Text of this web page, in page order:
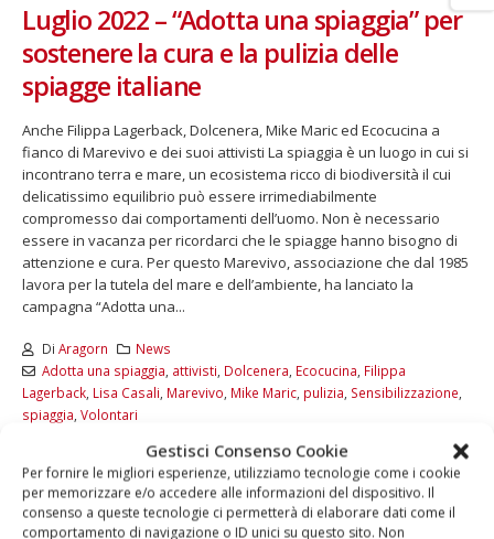
Gestisci Consenso Cookie
Per fornire le migliori esperienze, utilizziamo tecnologie come i cookie
per memorizzare e/o accedere alle informazioni del dispositivo. Il
consenso a queste tecnologie ci permetterà di elaborare dati come il
comportamento di navigazione o ID unici su questo sito. Non
Luglio 2022 – “Adotta una spiaggia” per
sostenere la cura e la pulizia delle
spiagge italiane
Anche Filippa Lagerback, Dolcenera, Mike Maric ed Ecocucina a
fianco di Marevivo e dei suoi attivisti La spiaggia è un luogo in cui si
incontrano terra e mare, un ecosistema ricco di biodiversità il cui
delicatissimo equilibrio può essere irrimediabilmente
compromesso dai comportamenti dell’uomo. Non è necessario
essere in vacanza per ricordarci che le spiagge hanno bisogno di
attenzione e cura. Per questo Marevivo, associazione che dal 1985
lavora per la tutela del mare e dell’ambiente, ha lanciato la
campagna “Adotta una...
Di Aragorn
News
Adotta una spiaggia attivisti Dolcenera Ecocucina Filippa
Lagerback Lisa Casali Marevivo Mike Maric pulizia Sensibilizzazione
spiaggia Volontari
LEGGI DI PIÙ...